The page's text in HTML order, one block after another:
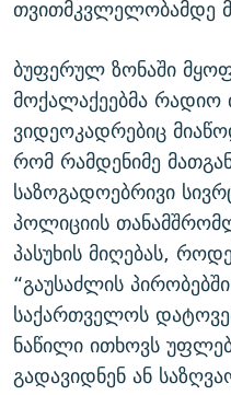
თვითმკვლელობამდე
ბუფერულ ზონაში
მოქალაქეებმა რადიო
ვიდეოკადრებიც
რომ რამდენიმე
საზოგადოებრივი
პოლიციის
პასუხის მიღებას,
“გაუსაძლის
საქართველოს
ნაწილი ითხოვს
გადავიდნენ ან